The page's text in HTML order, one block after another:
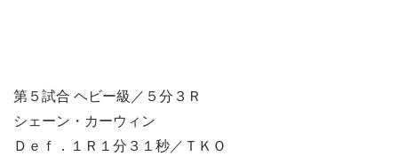
第５試合 ヘビー級／５分３Ｒ
シェーン・カーウィン
Ｄｅｆ．１Ｒ１分３１秒／ＴＫＯ